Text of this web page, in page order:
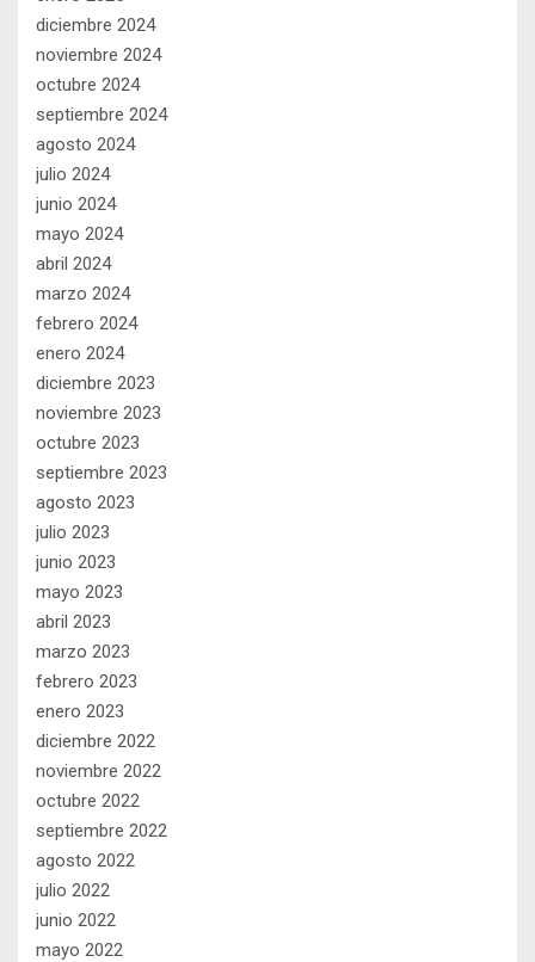
diciembre 2024
noviembre 2024
octubre 2024
septiembre 2024
agosto 2024
julio 2024
junio 2024
mayo 2024
abril 2024
marzo 2024
febrero 2024
enero 2024
diciembre 2023
noviembre 2023
octubre 2023
septiembre 2023
agosto 2023
julio 2023
junio 2023
mayo 2023
abril 2023
marzo 2023
febrero 2023
enero 2023
diciembre 2022
noviembre 2022
octubre 2022
septiembre 2022
agosto 2022
julio 2022
junio 2022
mayo 2022